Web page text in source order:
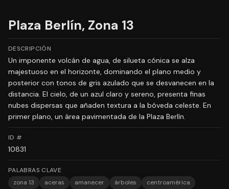
Plaza Berlín, Zona 13
DESCRIPCIÓN
Un imponente volcán de agua, de silueta cónica se alza
majestuoso en el horizonte, dominando el plano medio y
posterior con tonos de gris azulado que se desvanecen en la
distancia. El cielo, de un azul claro y sereno, presenta finas
nubes dispersas que añaden textura a la bóveda celeste. En
primer plano, un área pavimentada de la Plaza Berlín.
ID #
10831
PALABRAS CLAVE
zona 13
aceras amanecer árboles
centroamérica